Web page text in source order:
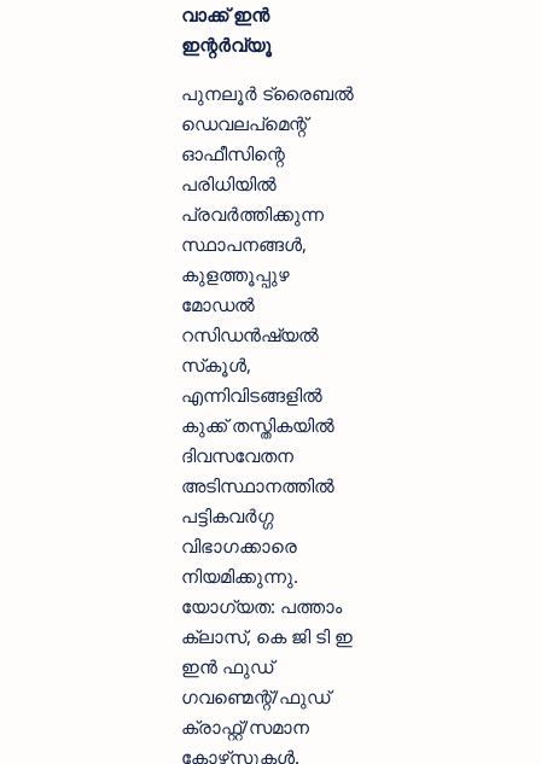
വാക്ക് ഇന്‍
ഇന്റര്‍വ്യൂ
പുനലൂര്‍ ട്രൈബല്‍
ഡെവലപ്‌മെന്റ്
ഓഫീസിന്റെ
പരിധിയില്‍
പ്രവര്‍ത്തിക്കുന്ന
സ്ഥാപനങ്ങള്‍,
കുളത്തൂപ്പുഴ
മോഡല്‍
റസിഡന്‍ഷ്യല്‍
സ്‌കൂള്‍,
എന്നിവിടങ്ങളില്‍
കുക്ക് തസ്തികയില്‍
ദിവസവേതന
അടിസ്ഥാനത്തില്‍
പട്ടികവര്‍ഗ്ഗ
വിഭാഗക്കാരെ
നിയമിക്കുന്നു.
യോഗ്യത: പത്താം
ക്ലാസ്, കെ ജി ടി ഇ
ഇന്‍ ഫുഡ്
ഗവണ്മെന്റ്/ഫുഡ്
ക്രാഫ്റ്റ്/സമാന
കോഴ്‌സുകള്‍.